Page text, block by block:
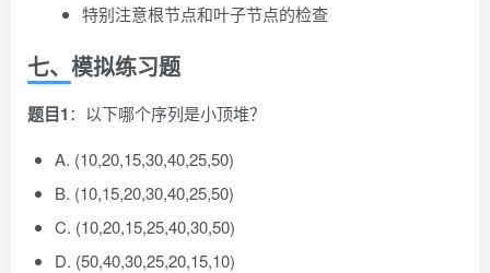
特别注意根节点和叶子节点的检查
七、模拟练习题
题目1：以下哪个序列是小顶堆？
A. (10,20,15,30,40,25,50)
B. (10,15,20,30,40,25,50)
C. (10,20,15,25,40,30,50)
D. (50,40,30,25,20,15,10)